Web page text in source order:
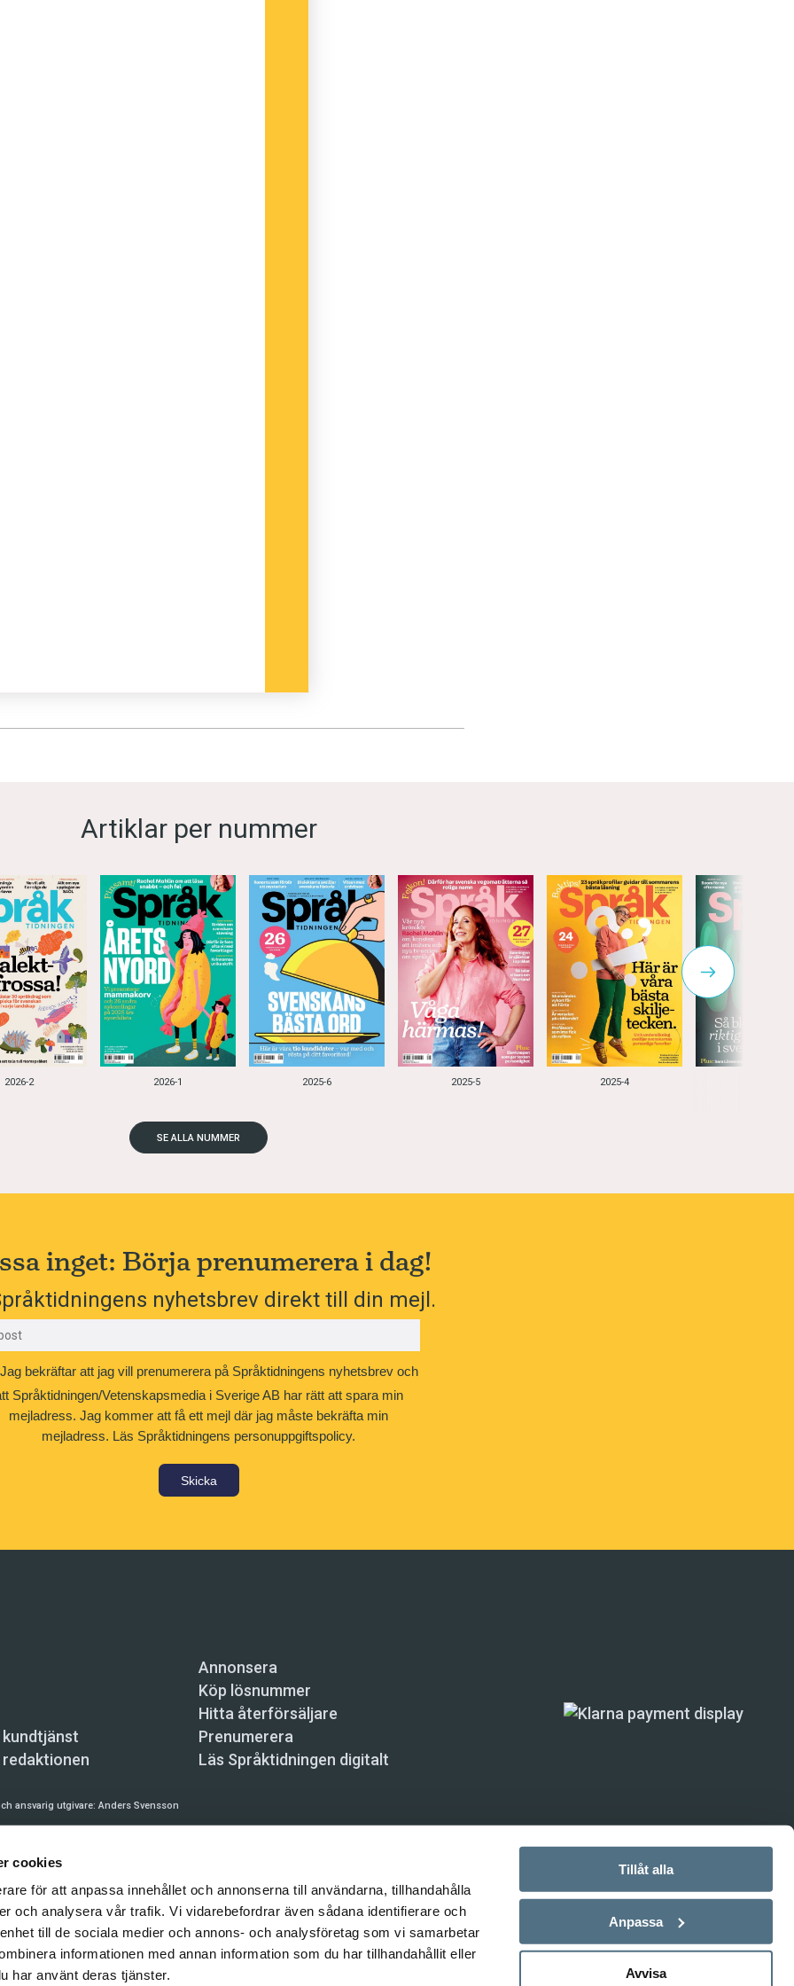
cookies
för att anpassa innehållet och annonserna till användarna, tillhandahålla
och analysera vår trafik. Vi vidarebefordrar även sådana identifierare och
till de sociala medier och annons- och analysföretag som vi samarbetar
informationen med annan information som du har tillhandahållit eller
har använt deras tjänster.
Tillåt alla
Anpassa
Avvisa
Artiklar per nummer
2026-2 2026-1 2025-6 2025-5 2025-4
SE ALLA NUMMER
inget: Börja prenumerera i dag!
nyhetsbrev direkt till din mejl.
Jag bekräftar att jag vill prenumerera på Språktidningens nyhetsbrev och
Språktidningen/Vetenskapsmedia i Sverige AB har rätt att spara min
mejladress. Jag kommer att få ett mejl där jag måste bekräfta min
mejladress. Läs Språktidningens personuppgiftspolicy.
Skicka
Annonsera
Köp lösnummer
Hitta återförsäljare
Prenumerera
Läs Språktidningen digitalt
ansvarig utgivare:Anders Svensson
08-121 062 34 (vardagar 8–17),
automatiska tjänster och maskinläsbara metoder (robotar, spiders, indexering och liknande) är inte
på denna webbplats är upphovsrättsligt skyddat.